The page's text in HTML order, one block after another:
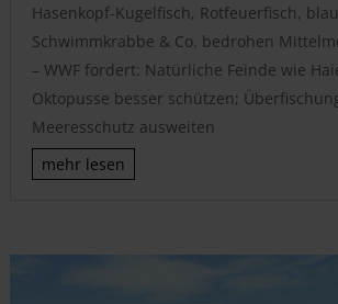
Hasenkopf-Kugelfisch, Rotfeuerfisch,
Schwimmkrabbe & Co. bedrohen
– WWF fordert: Natürliche Feinde wie
Oktopusse besser schützen;
Meeresschutz ausweiten
mehr lesen